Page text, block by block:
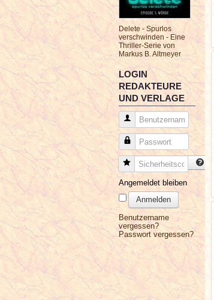
Delete - Spurlos
verschwinden - Eine
Thriller-Serie von
Markus B. Altmeyer
LOGIN
REDAKTEURE
UND VERLAGE
Benutzername
Passwort
Sicherheitscode
Angemeldet bleiben
Anmelden
Benutzername
vergessen?
Passwort vergessen?